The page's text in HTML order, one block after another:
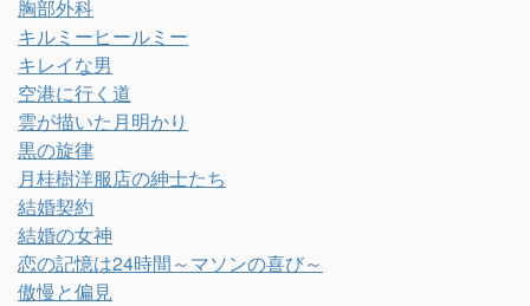
胸部外科
キルミーヒールミー
キレイな男
空港に行く道
雲が描いた月明かり
黒の旋律
月桂樹洋服店の紳士たち
結婚契約
結婚の女神
恋の記憶は24時間～マソンの喜び～
傲慢と偏見